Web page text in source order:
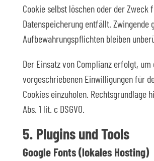
Cookie selbst löschen oder der Zweck
Datenspeicherung entfällt. Zwingende
Aufbewahrungspflichten bleiben
Der Einsatz von Complianz erfolgt, um
vorgeschriebenen Einwilligungen für
Cookies einzuholen. Rechtsgrundlage
Abs. 1 lit. c DSGVO.
5. Plugins und Tools
Google Fonts (lokales Hosting)